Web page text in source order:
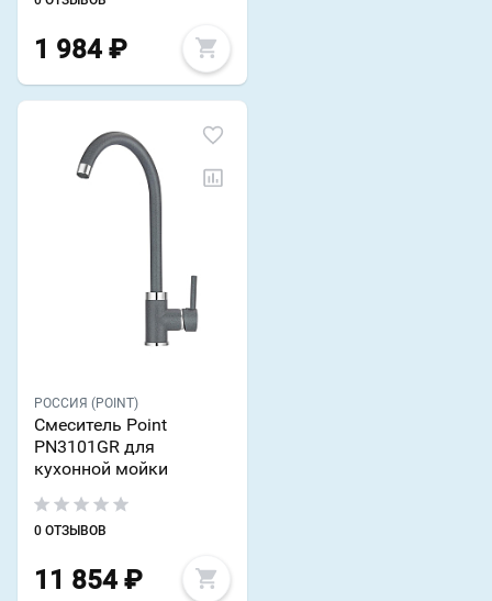
1 984 ₽
РОССИЯ (POINT)
Смеситель Point
PN3101GR для
кухонной мойки
0 ОТЗЫВОВ
11 854 ₽